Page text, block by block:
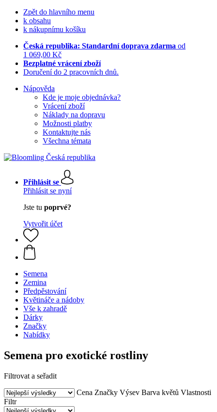
Zpět do hlavního menu
k obsahu
k nákupnímu košíku
Česká republika: Standardní doprava zdarma od
1 069,00 Kč
Bezplatné vrácení zboží
Doručení do 2 pracovních dnů.
Nápověda
Kde je moje objednávka?
Vrácení zboží
Náklady na dopravu
Možnosti platby
Kontaktujte nás
Všechna témata
Přihlásit se
Přihlásit se nyní
Jste tu poprvé?
Vytvořit účet
Semena
Zemina
Předpěstování
Květináče a nádoby
Vše k zahradě
Dárky
Značky
Nabídky
Semena pro exotické rostliny
Filtrovat a seřadit
Cena Značky Výsev Barva květů Vlastnosti
Filtr